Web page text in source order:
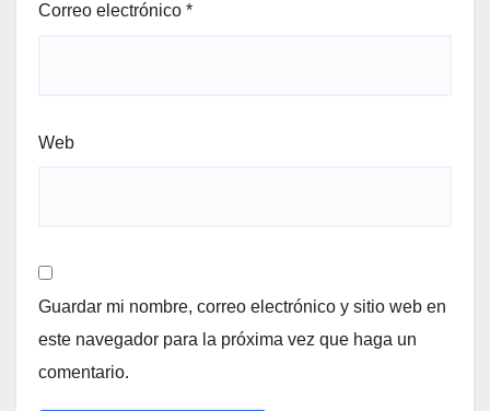
Correo electrónico *
Web
Guardar mi nombre, correo electrónico y sitio web en
este navegador para la próxima vez que haga un
comentario.